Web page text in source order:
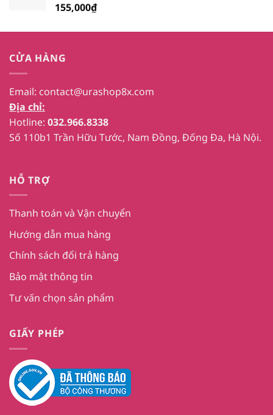
155,000₫
CỬA HÀNG
Email: contact@urashop8x.com
Địa chỉ:
Hotline: 032.966.8338
Số 110b1 Trần Hữu Tước, Nam Đồng, Đống Đa, Hà Nội.
HỖ TRỢ
Thanh toán và Vận chuyển
Hướng dẫn mua hàng
Chính sách đổi trả hàng
Bảo mật thông tin
Tư vấn chọn sản phẩm
GIẤY PHÉP